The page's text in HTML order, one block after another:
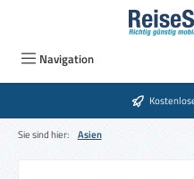
Zum Hauptinhalt springen
Navigation
Sie sind hier: Asien